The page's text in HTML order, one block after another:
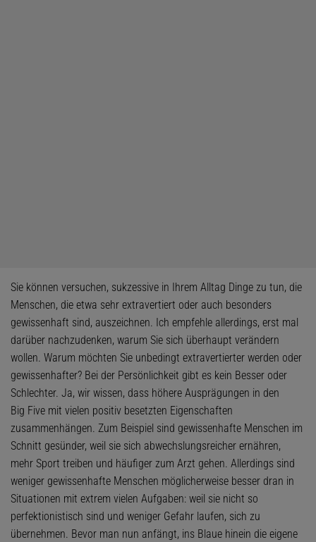
Sie können versuchen, sukzessive in Ihrem Alltag Dinge zu tun, die
Menschen, die etwa sehr extravertiert oder auch besonders
gewissenhaft sind, auszeichnen. Ich empfehle allerdings, erst mal
darüber nachzudenken, warum Sie sich überhaupt verändern
wollen. Warum möchten Sie unbedingt extravertierter werden oder
gewissenhafter? Bei der Persönlichkeit gibt es kein Besser oder
Schlechter. Ja, wir wissen, dass höhere Ausprägungen in den
Big Five mit vielen positiv besetzten Eigenschaften
zusammenhängen. Zum Beispiel sind gewissenhafte Menschen im
Schnitt gesünder, weil sie sich abwechslungsreicher ernähren,
mehr Sport treiben und häufiger zum Arzt gehen. Allerdings sind
weniger gewissenhafte Menschen möglicherweise besser dran in
Situationen mit extrem vielen Aufgaben: weil sie nicht so
perfektionistisch sind und weniger Gefahr laufen, sich zu
übernehmen. Bevor man nun anfängt, ins Blaue hinein die eigene